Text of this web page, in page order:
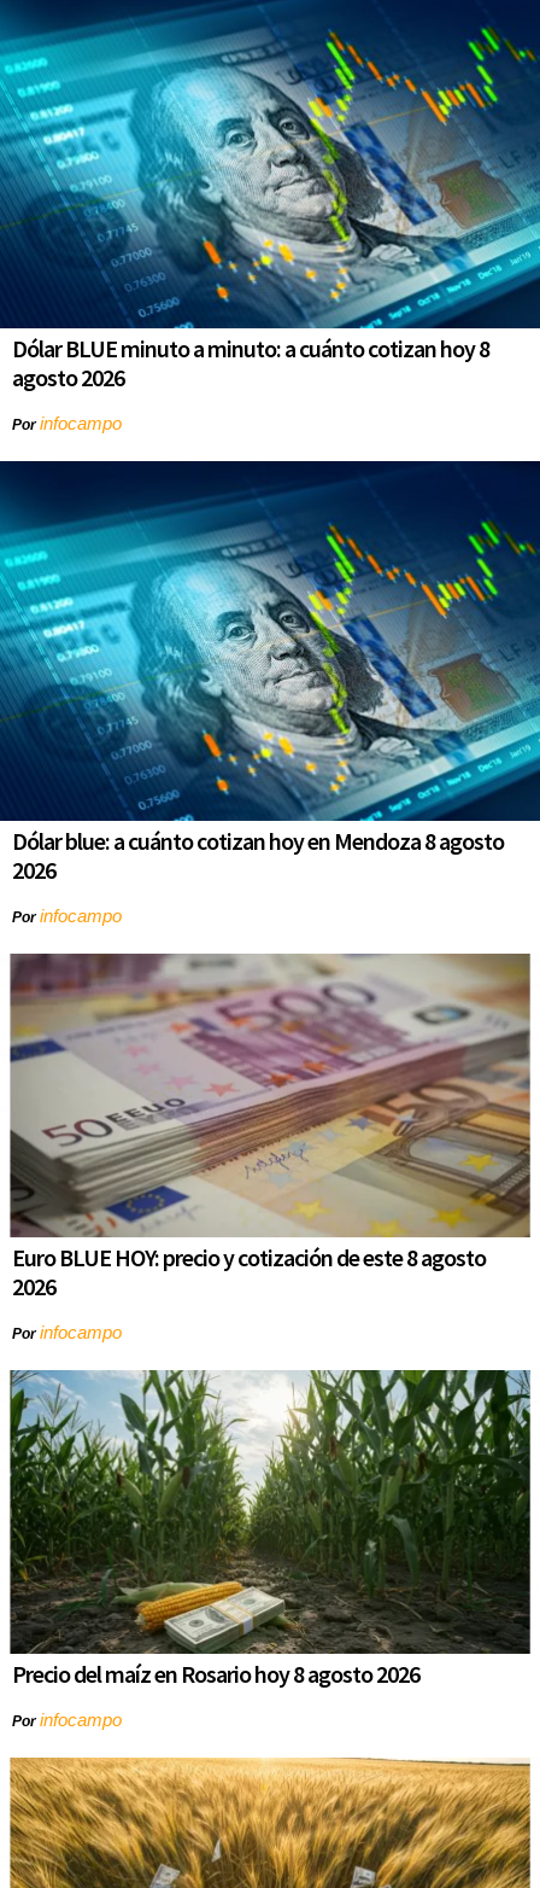
Dólar BLUE minuto a minuto: a cuánto cotizan hoy 8
agosto 2026
Porinfocampo
Dólar blue: a cuánto cotizan hoy en Mendoza 8 agosto
2026
Porinfocampo
Euro BLUE HOY: precio y cotización de este 8 agosto
2026
Porinfocampo
Precio del maíz en Rosario hoy 8 agosto 2026
Porinfocampo